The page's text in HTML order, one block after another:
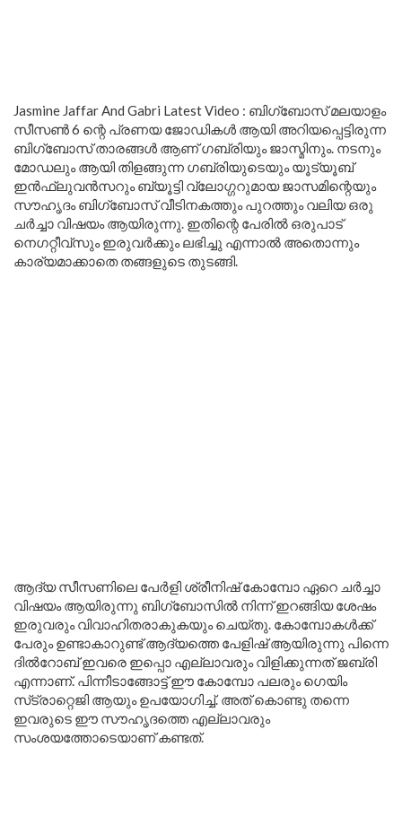
Jasmine Jaffar And Gabri Latest Video : ബിഗ്‌ബോസ് മലയാളം
സീസൺ 6 ന്റെ പ്രണയ ജോഡികൾ ആയി അറിയപ്പെട്ടിരുന്ന
ബിഗ്‌ബോസ് താരങ്ങൾ ആണ് ഗബ്രിയും ജാസ്മിനും. നടനും
മോഡലും ആയി തിളങ്ങുന്ന ഗബ്രിയുടെയും യൂട്യൂബ്
ഇൻഫ്ലുവൻസറും ബ്യൂട്ടി വ്ലോഗ്ഗറുമായ ജാസമിന്റെയും
സൗഹൃദം ബിഗ്‌ബോസ് വീടിനകത്തും പുറത്തും വലിയ ഒരു
ചർച്ചാ വിഷയം ആയിരുന്നു. ഇതിന്റെ പേരിൽ ഒരുപാട്
നെഗറ്റീവ്സും ഇരുവർക്കും ലഭിച്ചു എന്നാൽ അതൊന്നും
കാര്യമാക്കാതെ തങ്ങളുടെ തുടങ്ങി.
ആദ്യ സീസണിലെ പേർളി ശ്രീനിഷ് കോമ്പോ ഏറെ ചർച്ചാ
വിഷയം ആയിരുന്നു ബിഗ്‌ബോസിൽ നിന്ന് ഇറങ്ങിയ ശേഷം
ഇരുവരും വിവാഹിതരാകുകയും ചെയ്തു. കോമ്പോകൾക്ക്
പേരും ഉണ്ടാകാറുണ്ട് ആദ്യത്തെ പേളിഷ് ആയിരുന്നു പിന്നെ
ദിൽറോബ് ഇവരെ ഇപ്പൊ എല്ലാവരും വിളിക്കുന്നത് ജബ്രി
എന്നാണ്. പിന്നീടാങ്ങോട്ട് ഈ കോമ്പോ പലരും ഗെയിം
സ്‌ട്രാറ്റെജി ആയും ഉപയോഗിച്ച്. അത് കൊണ്ടു തന്നെ
ഇവരുടെ ഈ സൗഹൃദത്തെ എല്ലാവരും
സംശയത്തോടെയാണ് കണ്ടത്.